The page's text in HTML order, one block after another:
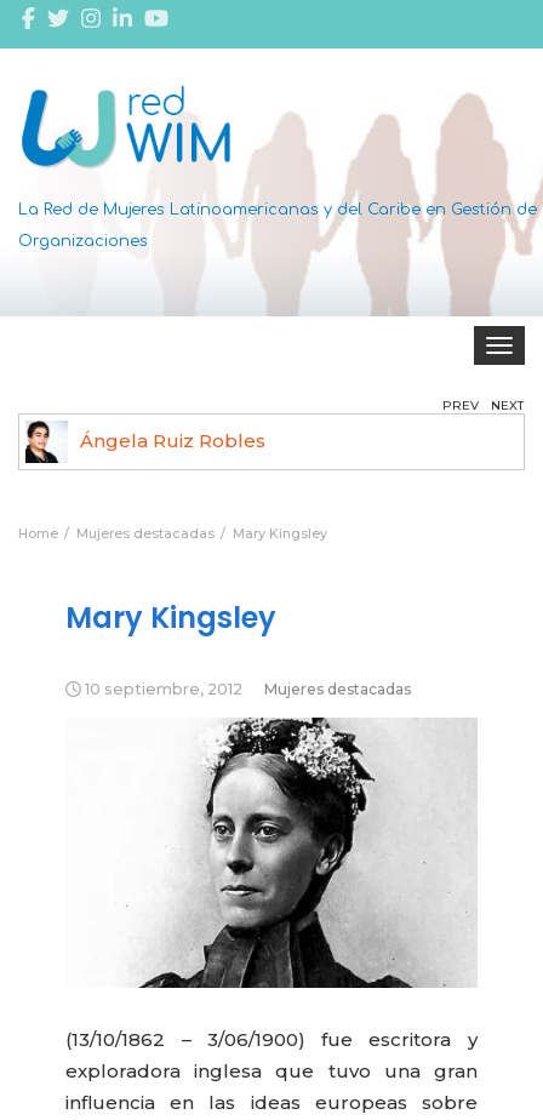
La Red de Mujeres Latinoamericanas y del Caribe en Gestión de
Organizaciones
Toggle
Ángela Ruiz Robles
PREV NEXT
Home Mujeres destacadas Mary Kingsley
Mary Kingsley
10 septiembre, 2012 Mujeres destacadas
(13/10/1862 – 3/06/1900) fue escritora y
exploradora inglesa que tuvo una gran
influencia en las ideas europeas sobre